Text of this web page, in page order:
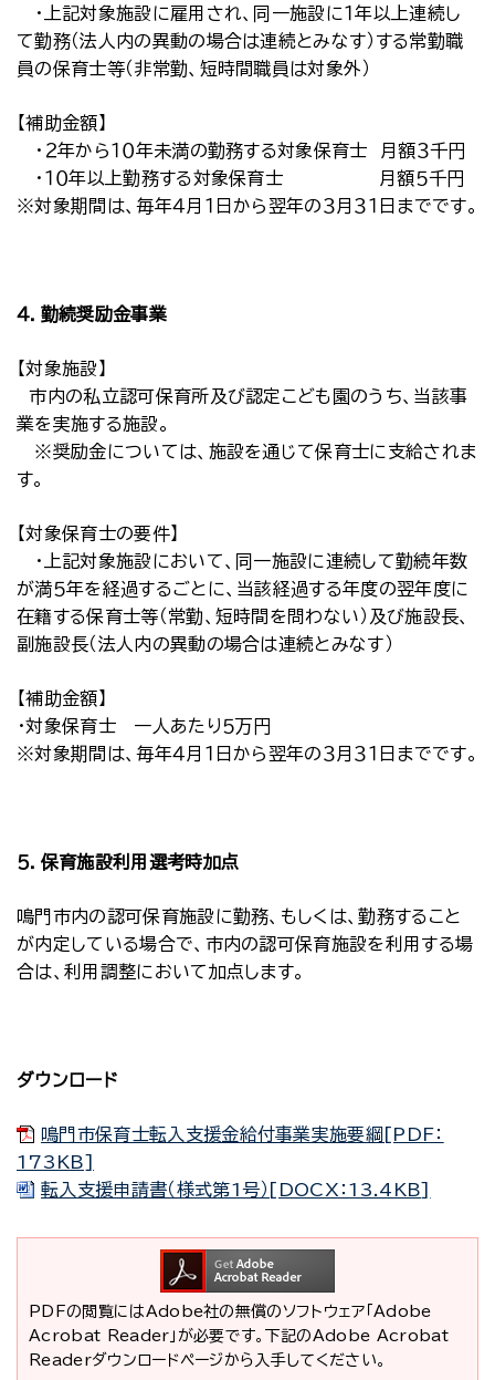
・上記対象施設に雇用され、同一施設に１年以上連続し
て勤務（法人内の異動の場合は連続とみなす）する常勤職
員の保育士等（非常勤、短時間職員は対象外）
【補助金額】
・２年から１０年未満の勤務する対象保育士 月額３千円
・１０年以上勤務する対象保育士 月額５千円
※対象期間は、毎年４月１日から翌年の３月３１日までです。
４．勤続奨励金事業
【対象施設】
市内の私立認可保育所及び認定こども園のうち、当該事
業を実施する施設。
※奨励金については、施設を通じて保育士に支給されま
す。
【対象保育士の要件】
・上記対象施設において、同一施設に連続して勤続年数
が満５年を経過するごとに、当該経過する年度の翌年度に
在籍する保育士等（常勤、短時間を問わない）及び施設長、
副施設長（法人内の異動の場合は連続とみなす）
【補助金額】
・対象保育士 一人あたり５万円
※対象期間は、毎年４月１日から翌年の３月３１日までです。
５．保育施設利用選考時加点
鳴門市内の認可保育施設に勤務、もしくは、勤務すること
が内定している場合で、市内の認可保育施設を利用する場
合は、利用調整において加点します。
ダウンロード
鳴門市保育士転入支援金給付事業実施要綱[PDF：
173KB]
転入支援申請書（様式第1号）[DOCX：13.4KB]
PDFの閲覧にはAdobe社の無償のソフトウェア「Adobe
Acrobat Reader」が必要です。下記のAdobe Acrobat
Readerダウンロードページから入手してください。